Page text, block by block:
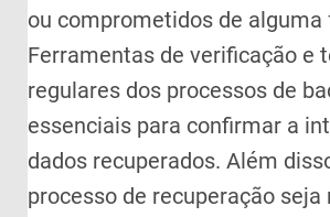
ou comprometidos de alguma
Ferramentas de verificação e
regulares dos processos de
essenciais para confirmar a
dados recuperados. Além
processo de recuperação seja